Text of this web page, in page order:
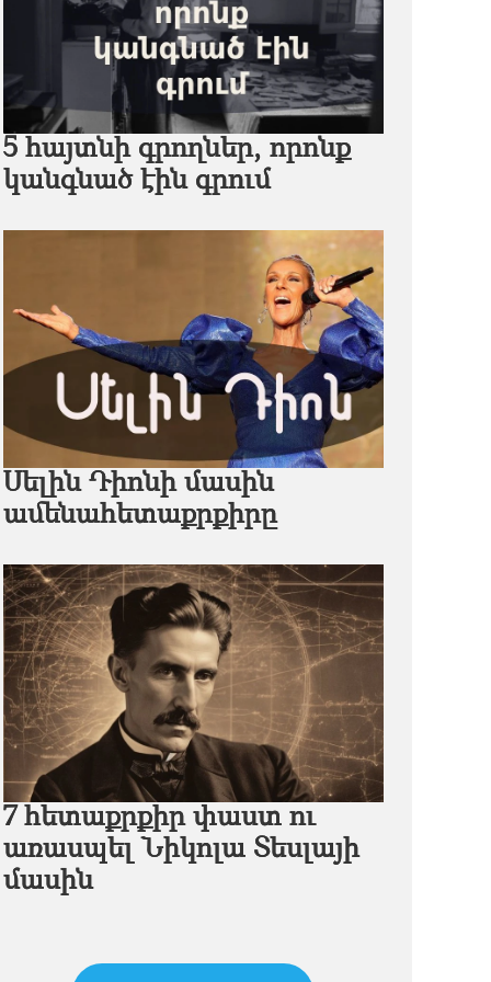
5 հայտնի գրողներ, որոնք
կանգնած էին գրում
Սելին Դիոնի մասին
ամենահետաքրքիրը
7 հետաքրքիր փաստ ու
առասպել Նիկոլա Տեսլայի
մասին